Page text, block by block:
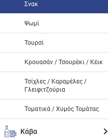
Σνακ
Ψωμί
Τουρσί
Κρουασάν / Τσουρέκι / Κέικ
Τσίχλες / Καραμέλες /
Γλειφιτζούρια
Τοματικά / Χυμός Τομάτας
Κάβα